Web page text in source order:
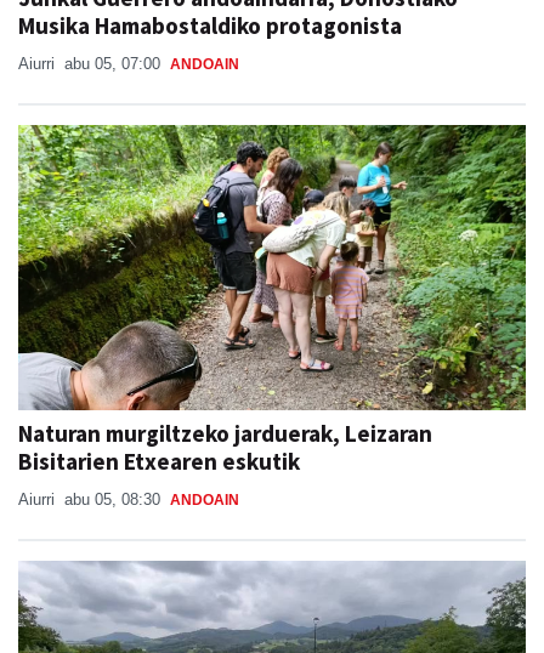
Musika Hamabostaldiko protagonista
Aiurri abu 05, 07:00 ANDOAIN
Naturan murgiltzeko jarduerak, Leizaran
Bisitarien Etxearen eskutik
Aiurri abu 05, 08:30 ANDOAIN